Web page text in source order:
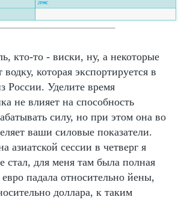
кто-то - виски, ну, а некоторые
которая экспортируется в
России. Уделите время
не влияет на способность
силу, но при этом она во
ваши силовые показатели.
азиатской сессии в четверг я
стал, для меня там была полная
падала относительно йены,
доллара, к таким